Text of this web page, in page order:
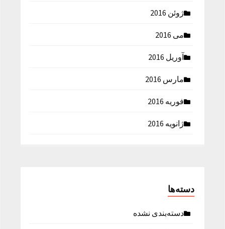
ژوئن 2016
می 2016
آوریل 2016
مارس 2016
فوریه 2016
ژانویه 2016
دسته‌ها
دسته‌بندی نشده